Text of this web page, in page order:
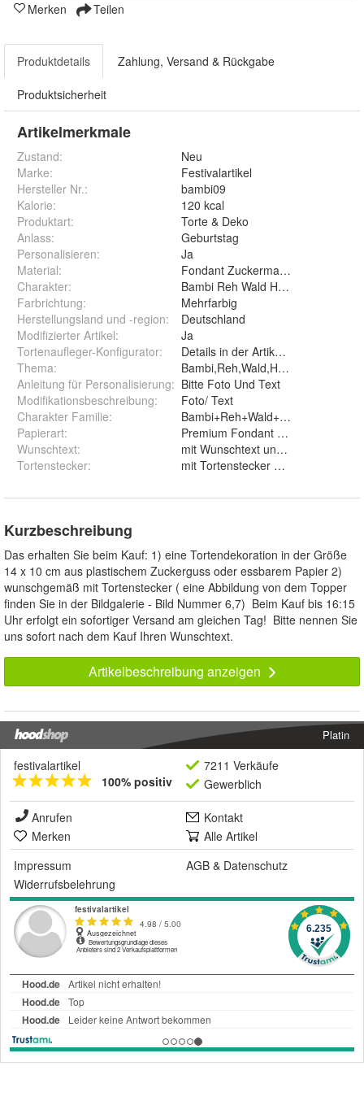
Merken Teilen
Produktdetails Zahlung, Versand & Rückgabe
Produktsicherheit
Artikelmerkmale
Zustand:
Neu
Marke:
Festivalartikel
Hersteller Nr.:
bambi09
Kalorie:
120 kcal
Produktart:
Torte & Deko
Anlass:
Geburtstag
Personalisieren:
Ja
Material:
Fondant Zuckermasse Oblate
Charakter:
Bambi Reh Wald Hirsch Deer
Farbrichtung:
Mehrfarbig
Herstellungsland und -region:
Deutschland
Modifizierter Artikel:
Ja
Tortenaufleger-Konfigurator:
Details in der Artikelbeschreibung
Thema:
Anleitung für Personalisierung: Bitte Foto Und Text
Modifikationsbeschreibung:
Foto/ Text
Charakter Familie:
Papierart:
Wunschtext:
mit Wunschtext und ohne
Tortenstecker:
Kurzbeschreibung
Das erhalten Sie beim Kauf: 1) eine Tortendekoration in der Größe
14 x 10 cm aus plastischem Zuckerguss oder essbarem Papier 2)
wunschgemäß mit Tortenstecker ( eine Abbildung von dem Topper
finden Sie in der Bildgalerie - Bild Nummer 6,7) Beim Kauf bis 16:15
Uhr erfolgt ein sofortiger Versand am gleichen Tag! Bitte nennen Sie
uns sofort nach dem Kauf Ihren Wunschtext.
Artikelbeschreibung anzeigen
Platin
festivalartikel
100% positiv
7211 Verkäufe
Gewerblich
Anrufen
Kontakt
Merken
Alle Artikel
Impressum
AGB & Datenschutz
Widerrufsbelehrung